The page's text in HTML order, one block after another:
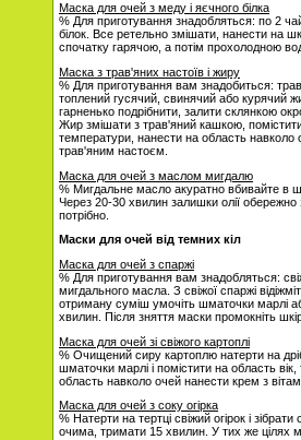
Маска для очей з меду і яєчного білка
% Для приготування знадобляться: по 2
білок. Все ретельно змішати, нанести на
спочатку гарячою, а потім прохолодною
Маска з трав'яних настоїв і жиру
% Для приготування вам знадобиться:
топлений гусячий, свинячий або курячий
гарненько подрібнити, залити склянкою
Жир змішати з трав'яний кашкою,
температури, нанести на область
трав'яним настоєм.
Маска для очей з маслом мигдалю
% Мигдальне масло акуратно вбивайте в
Через 20-30 хвилин залишки олії
потрібно.
Маски для очей від темних кіл
Маска для очей з спаржі
% Для приготування вам знадобляться:
мигдального масла. З свіжої спаржі
отриману суміш умочіть шматочки марлі
хвилин. Після зняття маски промокніть
Маска для очей зі свіжого картоплі
% Очищений сиру картоплю натерти на
шматочки марлі і помістити на область
область навколо очей нанести крем з
Маска для очей з соку огірка
% Натерти на тертці свіжий огірок і
очима, тримати 15 хвилин. У тих же цілях